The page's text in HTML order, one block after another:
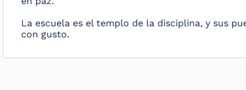
La escuela es el templo de la disciplina, y sus
con gusto.